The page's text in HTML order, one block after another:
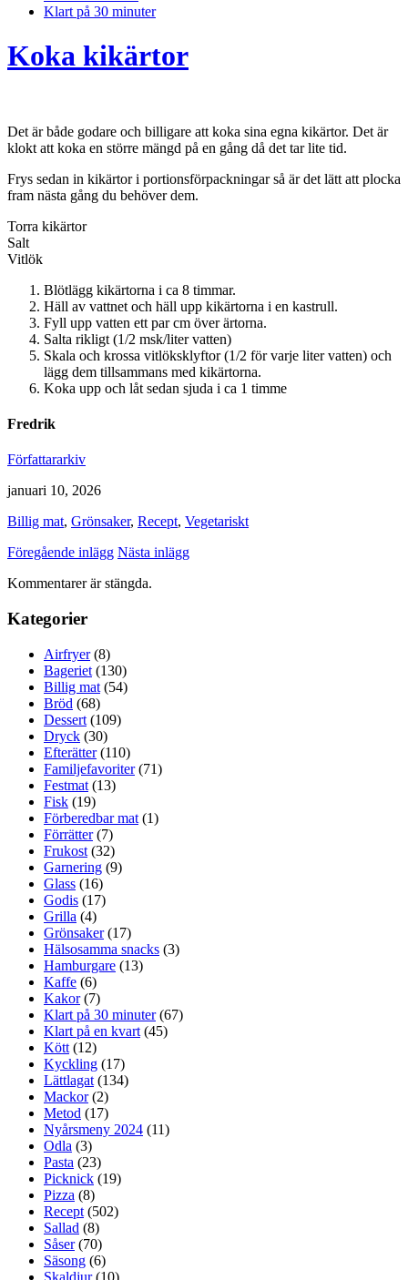
Klart på 30 minuter
Koka kikärtor
Det är både godare och billigare att koka sina egna kikärtor. Det är
klokt att koka en större mängd på en gång då det tar lite tid.
Frys sedan in kikärtor i portionsförpackningar så är det lätt att plocka
fram nästa gång du behöver dem.
Torra kikärtor
Salt
Vitlök
Blötlägg kikärtorna i ca 8 timmar.
Häll av vattnet och häll upp kikärtorna i en kastrull.
Fyll upp vatten ett par cm över ärtorna.
Salta rikligt (1/2 msk/liter vatten)
Skala och krossa vitlöksklyftor (1/2 för varje liter vatten) och
lägg dem tillsammans med kikärtorna.
Koka upp och låt sedan sjuda i ca 1 timme
Fredrik
Författararkiv
januari 10, 2026
Billig mat, Grönsaker, Recept, Vegetariskt
Föregående inlägg Nästa inlägg
Kommentarer är stängda.
Kategorier
Airfryer(8)
Bageriet (130)
Billig mat (54)
Bröd (68)
Dessert (109)
Dryck (30)
Efterätter(110)
Familjefavoriter(71)
Festmat (13)
Fisk (19)
Förberedbar mat (1)
Förrätter(7)
Frukost (32)
Garnering (9)
Glass (16)
Godis (17)
Grilla (4)
Grönsaker(17)
Hälsosamma snacks (3)
Hamburgare (13)
Kaffe (6)
Kakor(7)
Klart på 30 minuter(67)
Klart på en kvart (45)
Kött (12)
Kyckling (17)
Lättlagat (134)
Mackor(2)
Metod (17)
Nyårsmeny 2024 (11)
Odla (3)
Pasta (23)
Picknick (19)
Pizza (8)
Recept (502)
Sallad (8)
Såser(70)
Säsong (6)
Skaldjur(10)